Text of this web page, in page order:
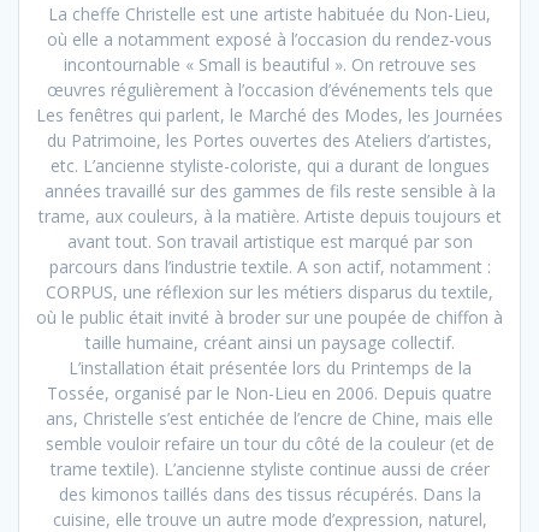
La cheffe Christelle est une artiste habituée du Non-Lieu,
où elle a notamment exposé à l’occasion du rendez-vous
incontournable « Small is beautiful ». On retrouve ses
œuvres régulièrement à l’occasion d’événements tels que
Les fenêtres qui parlent, le Marché des Modes, les Journées
du Patrimoine, les Portes ouvertes des Ateliers d’artistes,
etc. L’ancienne styliste-coloriste, qui a durant de longues
années travaillé sur des gammes de fils reste sensible à la
trame, aux couleurs, à la matière. Artiste depuis toujours et
avant tout. Son travail artistique est marqué par son
parcours dans l’industrie textile. A son actif, notamment :
CORPUS, une réflexion sur les métiers disparus du textile,
où le public était invité à broder sur une poupée de chiffon à
taille humaine, créant ainsi un paysage collectif.
L’installation était présentée lors du Printemps de la
Tossée, organisé par le Non-Lieu en 2006. Depuis quatre
ans, Christelle s’est entichée de l’encre de Chine, mais elle
semble vouloir refaire un tour du côté de la couleur (et de
trame textile). L’ancienne styliste continue aussi de créer
des kimonos taillés dans des tissus récupérés. Dans la
cuisine, elle trouve un autre mode d’expression, naturel,